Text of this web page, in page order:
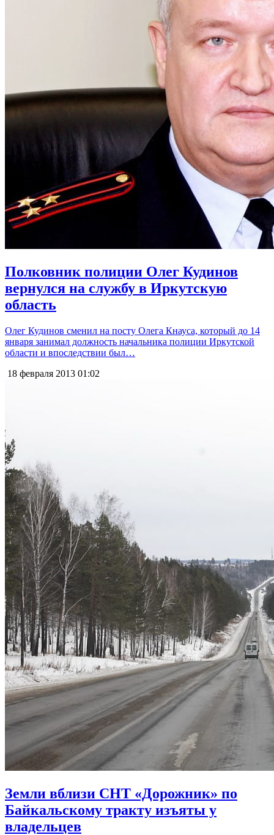
Полковник полиции Олег Кудинов
вернулся на службу в Иркутскую
область
Олег Кудинов сменил на посту Олега Кнауса, который до 14
января занимал должность начальника полиции Иркутской
области и впоследствии был…
18 февраля 2013 01:02
Земли вблизи СНТ «Дорожник» по
Байкальскому тракту изъяты у
владельцев